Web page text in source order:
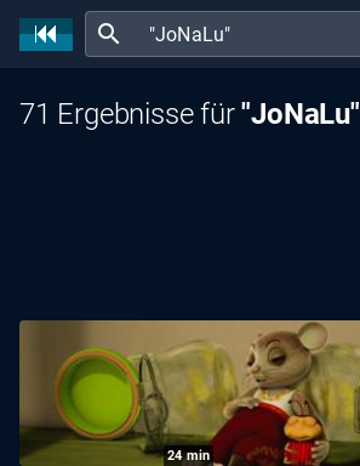
search
71 Ergebnisse für"JoNaLu"
24min